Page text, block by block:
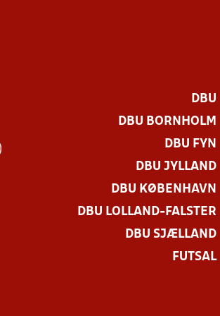
DBU
DBU BORNHOLM
DBU FYN
DBU JYLLAND
DBU KØBENHAVN
DBU LOLLAND-FALSTER
DBU SJÆLLAND
FUTSAL